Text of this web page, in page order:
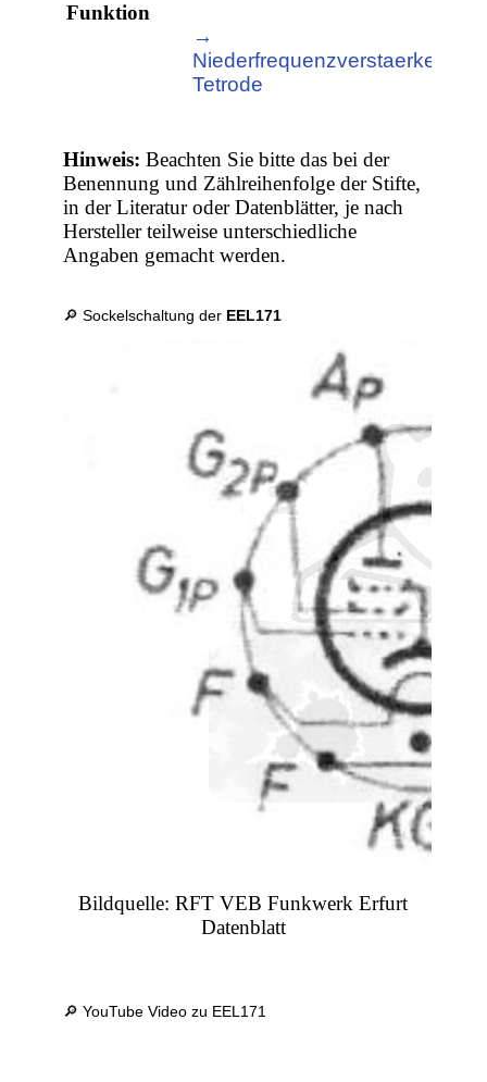
Funktion
→
Niederfrequenzverstaerker,
Tetrode
Hinweis: Beachten Sie bitte das bei der
Benennung und Zählreihenfolge der Stifte,
in der Literatur oder Datenblätter, je nach
Hersteller teilweise unterschiedliche
Angaben gemacht werden.
🔎 Sockelschaltung der EEL171
Bildquelle: RFT VEB Funkwerk Erfurt
Datenblatt
🔎 YouTube Video zu EEL171